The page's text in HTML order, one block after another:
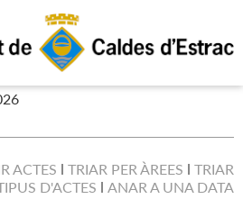
ACTES TRIAR PER ÀREES
TRIAR
D'ACTES
ANAR A UNA DATA